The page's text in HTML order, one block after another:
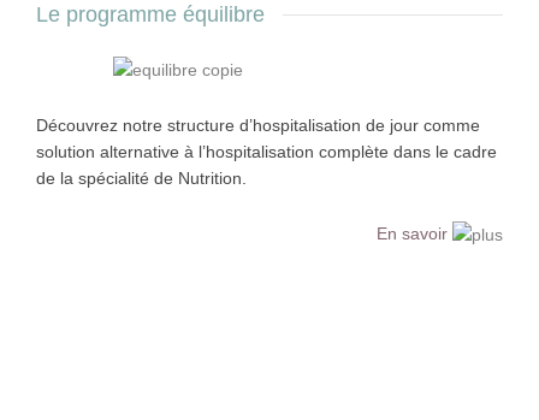
Le programme équilibre
Découvrez notre structure d’hospitalisation de jour comme
solution alternative à l’hospitalisation complète dans le cadre
de la spécialité de Nutrition.
En savoir